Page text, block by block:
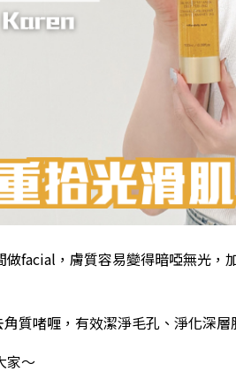
facial，膚質容易變得暗啞無光
質啫喱，有效潔淨毛孔、淨化深
家～